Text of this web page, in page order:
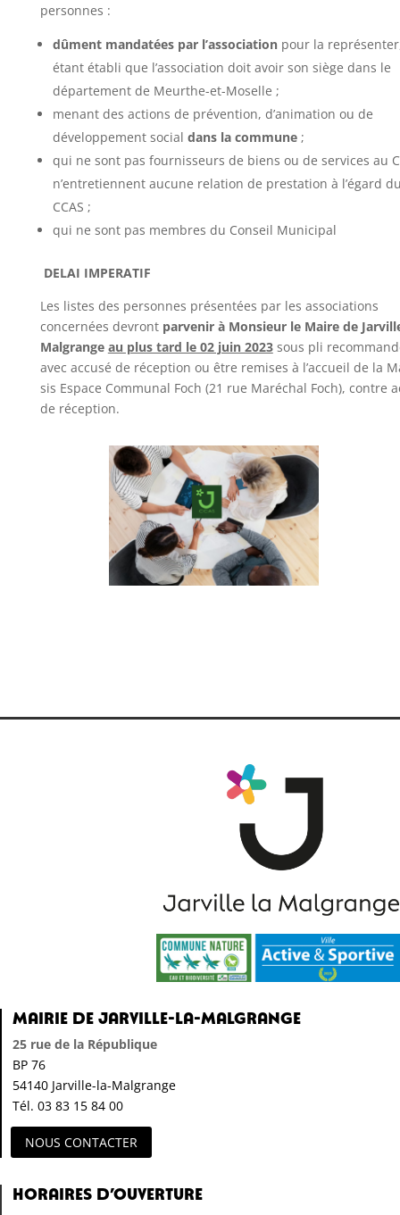
personnes :
dûment mandatées par l’associationpour la
étant établi que l’association doit avoir son siège dans le
département de Meurthe-et-Moselle ;
menant des actions de prévention, d’animation ou de
développement social dans la commune ;
qui ne sont pas fournisseurs de biens ou de services au
n’entretiennent aucune relation de prestation à l’égard
CCAS ;
qui ne sont pas membres du Conseil Municipal
DELAI IMPERATIF
Les listes des personnes présentées par les associations
concernées devront parvenir à Monsieur le Maire de
Malgrange au plus tard le 02 juin 2023sous pli
avec accusé de réception ou être remises à l’accueil de la
sis Espace Communal Foch (21 rue Maréchal Foch), contre
de réception.
Mairie de Jarville-la-Malgrange
25 rue de la République
BP 76
54140 Jarville-la-Malgrange
Tél. 03 83 15 84 00
NOUS CONTACTER
Horaires d’ouverture